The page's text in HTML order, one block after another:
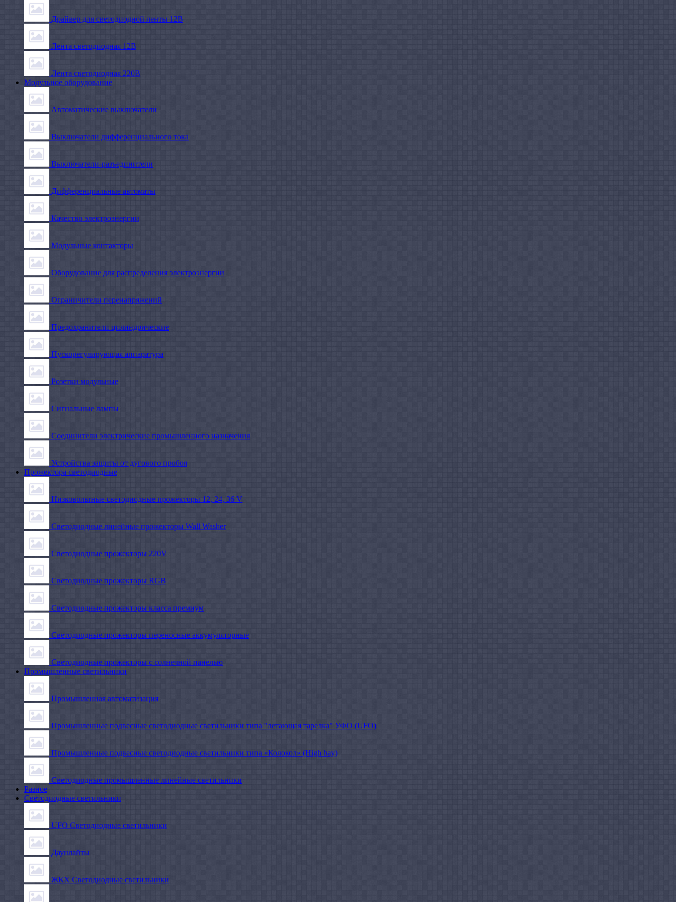
Драйвер для светодиодной ленты 12В
Лента светодиодная 12В
Лента светодиодная 220В
Модульное оборудование
Автоматические выключатели
Выключатели дифференциального тока
Выключатели-разъединители
Дифференциальные автоматы
Качество электроэнергии
Модульные контакторы
Оборудование для распределения электроэнергии
Ограничители перенапряжений
Предохранители цилиндрические
Пускорегулирующая аппаратура
Розетки модульные
Сигнальные лампы
Соединители электрические промышленного назначения
Устройства защиты от дугового пробоя
Прожектора светодиодные
Низковольтные светодиодные прожекторы 12, 24, 36 V
Светодиодные линейные прожекторы Wall Washer
Светодиодные прожекторы 220V
Светодиодные прожекторы RGB
Светодиодные прожекторы класса премиум
Светодиодные прожекторы переносные аккумуляторные
Светодиодные прожекторы с солнечной панелью
Промышленные светильники
Промышленная автоматизация
Промышленные подвесные cветодиодные светильники типа "летающая тарелка" УФО (UFO)
Промышленные подвесные cветодиодные светильники типа «Колокол» (High bay)
Светодиодные промышленные линейные светильники
Разное
Светодиодные светильники
UFO Светодиодные светильники
Даунлайты
ЖКХ Светодиодные светильники